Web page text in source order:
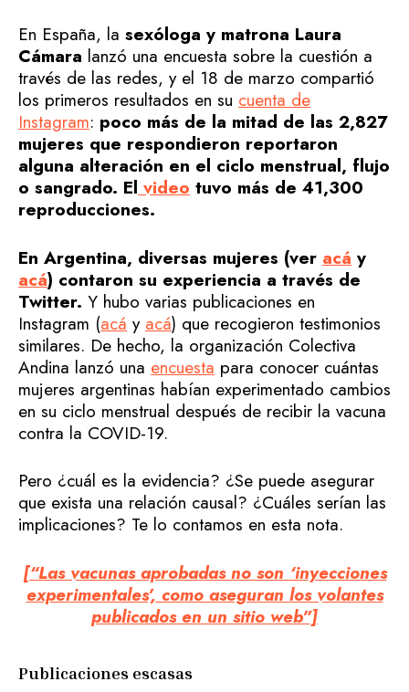
En España, la sexóloga y matrona Laura
Cámara lanzó una encuesta sobre la cuestión a
través de las redes, y el 18 de marzo compartió
los primeros resultados en su cuenta de
Instagram: poco más de la mitad de las 2,827
mujeres que respondieron reportaron
alguna alteración en el ciclo menstrual, flujo
o sangrado. El video tuvo más de 41,300
reproducciones.
En Argentina, diversas mujeres (ver acá y
acá) contaron su experiencia a través de
Twitter. Y hubo varias publicaciones en
Instagram (acá y acá) que recogieron testimonios
similares. De hecho, la organización Colectiva
Andina lanzó una encuesta para conocer cuántas
mujeres argentinas habían experimentado cambios
en su ciclo menstrual después de recibir la vacuna
contra la COVID-19.
Pero ¿cuál es la evidencia? ¿Se puede asegurar
que exista una relación causal? ¿Cuáles serían las
implicaciones? Te lo contamos en esta nota.
[“Las vacunas aprobadas no son ‘inyecciones
experimentales’, como aseguran los volantes
publicados en un sitio web”]
Publicaciones escasas